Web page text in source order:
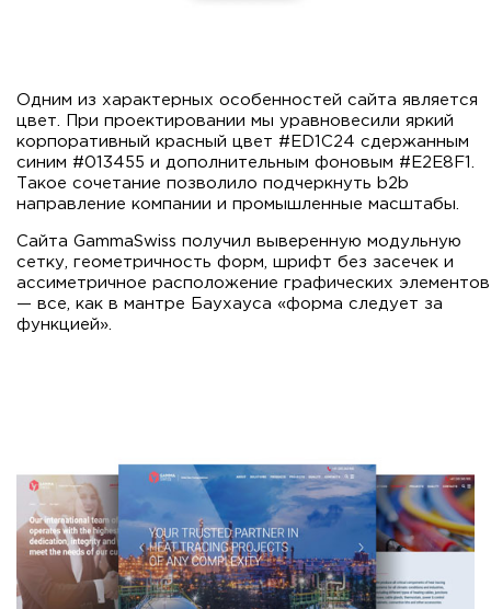
Одним из характерных особенностей сайта является
цвет. При проектировании мы уравновесили яркий
корпоративный красный цвет #ED1C24 сдержанным
синим #013455 и дополнительным фоновым #E2E8F1.
Такое сочетание позволило подчеркнуть b2b
направление компании и промышленные масштабы.
Сайта GammaSwiss получил выверенную модульную
сетку, геометричность форм, шрифт без засечек и
ассиметричное расположение графических элементов
— все, как в мантре Баухауса «форма следует за
функцией».